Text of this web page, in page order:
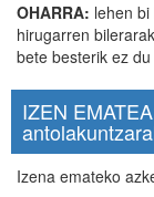
OHARRA: lehen
hirugarren
bete besterik ez
IZEN
Izena emateko